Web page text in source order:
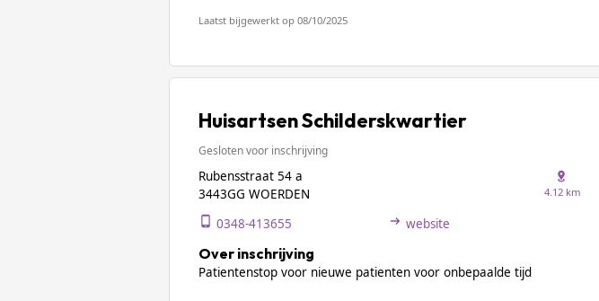
Laatst bijgewerkt op 08/10/2025
Huisartsen Schilderskwartier
Gesloten voor inschrijving
Rubensstraat 54 a
3443GG WOERDEN
4.12 km
0348-413655 website
Over inschrijving
Patientenstop voor nieuwe patienten voor onbepaalde tijd